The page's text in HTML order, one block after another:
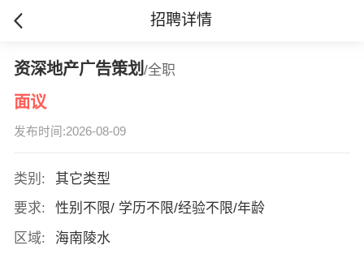
招聘详情
资深地产广告策划 /全职
面议
发布时间:2026-08-09
类别:
其它类型
要求:
性别不限/ 学历不限/经验不限/年龄
区域:
海南陵水